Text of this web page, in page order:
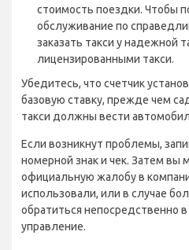
стоимость поездки. Чтобы
обслуживание по
заказать такси у надежной
лицензированными такси.
Убедитесь, что счетчик
базовую ставку, прежде чем
такси должны вести
Если возникнут проблемы,
номерной знак и чек. Затем вы
официальную жалобу в
использовали, или в случае
обратиться непосредственно
управление.